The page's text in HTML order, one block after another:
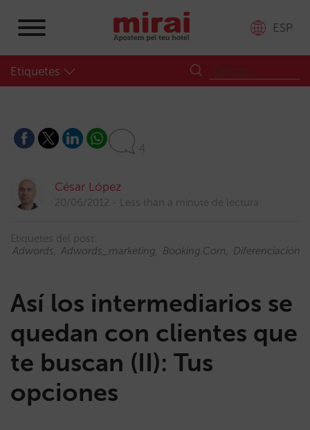
ESP
Etiquetes
4
César López
20/06/2012 Less than a minute de lectura
Etiquetes del post:
Adwords
Adwords_marketing Booking.com Diferenciación
Así los intermediarios se
quedan con clientes que
te buscan (II): Tus
opciones